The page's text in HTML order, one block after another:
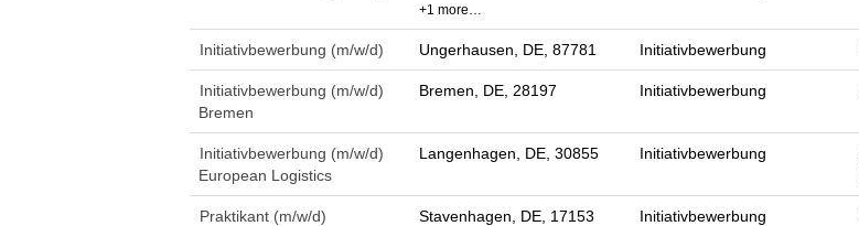
+1 more…
Initiativbewerbung (m/w/d) Ungerhausen, DE, 87781 Initiativbewerbung
Initiativbewerbung (m/w/d)
Bremen
Bremen, DE, 28197 Initiativbewerbung
Initiativbewerbung (m/w/d)
European Logistics
Langenhagen, DE, 30855 Initiativbewerbung
Praktikant (m/w/d) Stavenhagen, DE, 17153 Initiativbewerbung